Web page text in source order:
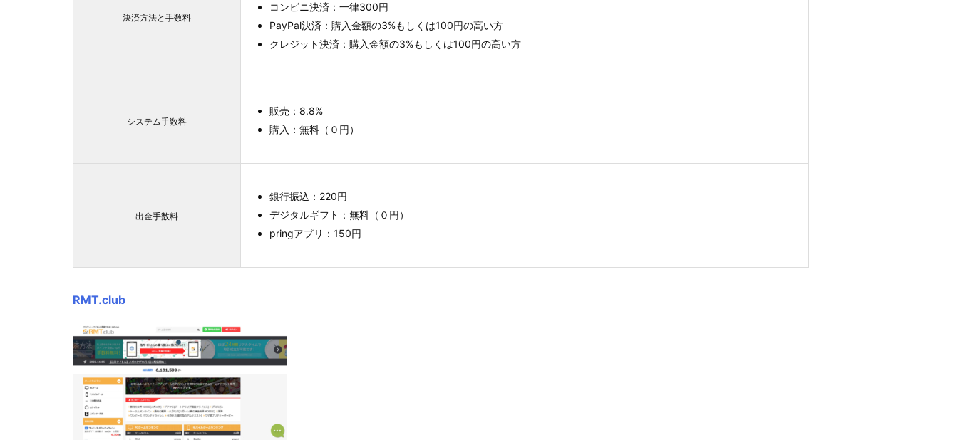
決済方法と手数料
コンビニ決済：一律300円
PayPal決済：購入金額の3%もしくは100円の高い方
クレジット決済：購入金額の3%もしくは100円の高い方
システム手数料
販売：8.8%
購入：無料（０円）
出金手数料
銀行振込：220円
デジタルギフト：無料（０円）
pringアプリ：150円
RMT.club